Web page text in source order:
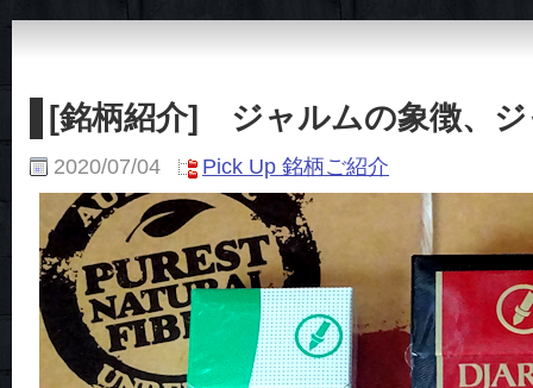
[銘柄紹介] ジャルムの象徴、
2020/07/04 Pick Up 銘柄ご紹介